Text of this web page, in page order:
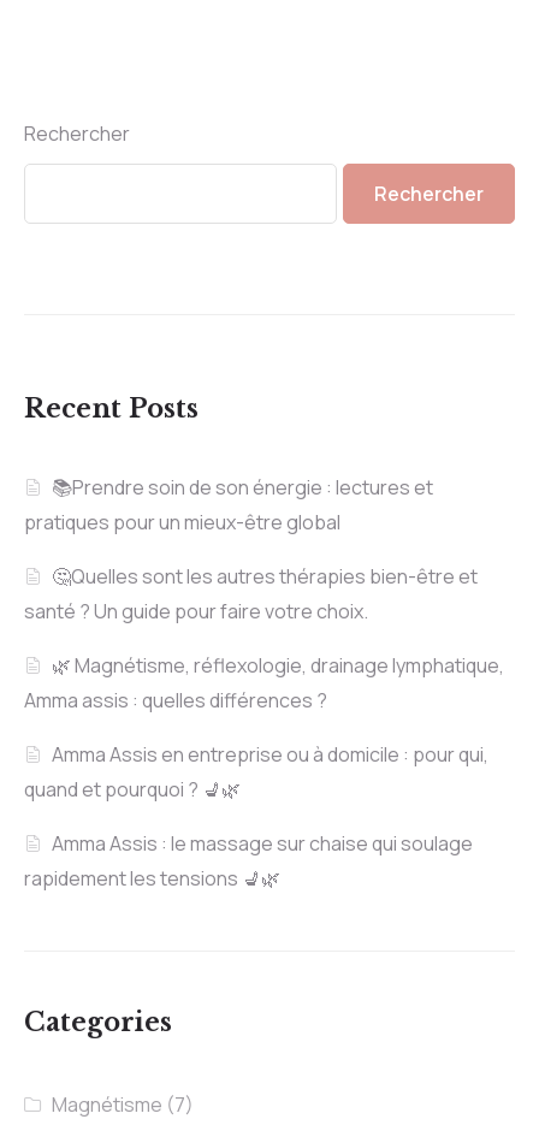
Rechercher
Rechercher
Recent Posts
📚Prendre soin de son énergie : lectures et
pratiques pour un mieux-être global
🤔Quelles sont les autres thérapies bien-être et
santé ? Un guide pour faire votre choix.
🌿 Magnétisme, réflexologie, drainage lymphatique,
Amma assis : quelles différences ?
Amma Assis en entreprise ou à domicile : pour qui,
quand et pourquoi ? 💺🌿
Amma Assis : le massage sur chaise qui soulage
rapidement les tensions 💺🌿
Categories
Magnétisme (7)